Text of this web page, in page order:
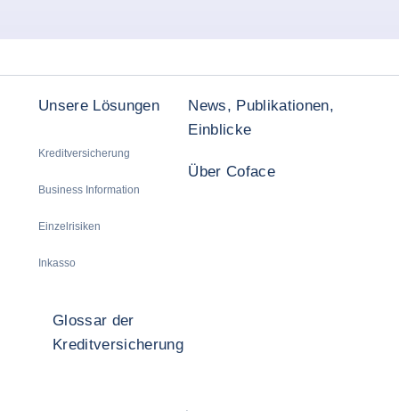
Unsere Lösungen
Kreditversicherung
Business Information
Einzelrisiken
Inkasso
News, Publikationen,
Einblicke
Über Coface
Glossar der
Kreditversicherung